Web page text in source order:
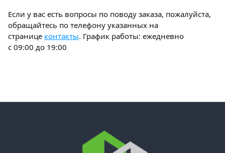
Если у вас есть вопросы по поводу заказа, пожалуйста,
обращайтесь по телефону указанных на
странице контакты. График работы: ежедневно
с 09:00 до 19:00